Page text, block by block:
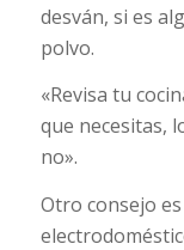
desván, si es
polvo.
«Revisa tu
que necesitas,
no».
Otro consejo